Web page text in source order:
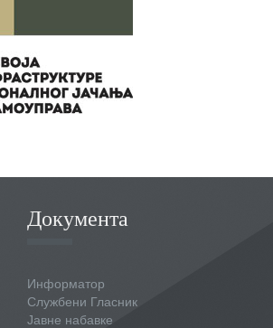
Документа
Информатор
Службени Гласник
Јавне набавке